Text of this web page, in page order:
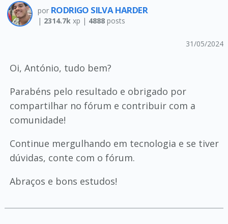
por RODRIGO SILVA HARDER
| 2314.7kxp | 4888posts
31/05/2024
Oi, António, tudo bem?
Parabéns pelo resultado e obrigado por
compartilhar no fórum e contribuir com a
comunidade!
Continue mergulhando em tecnologia e se tiver
dúvidas, conte com o fórum.
Abraços e bons estudos!